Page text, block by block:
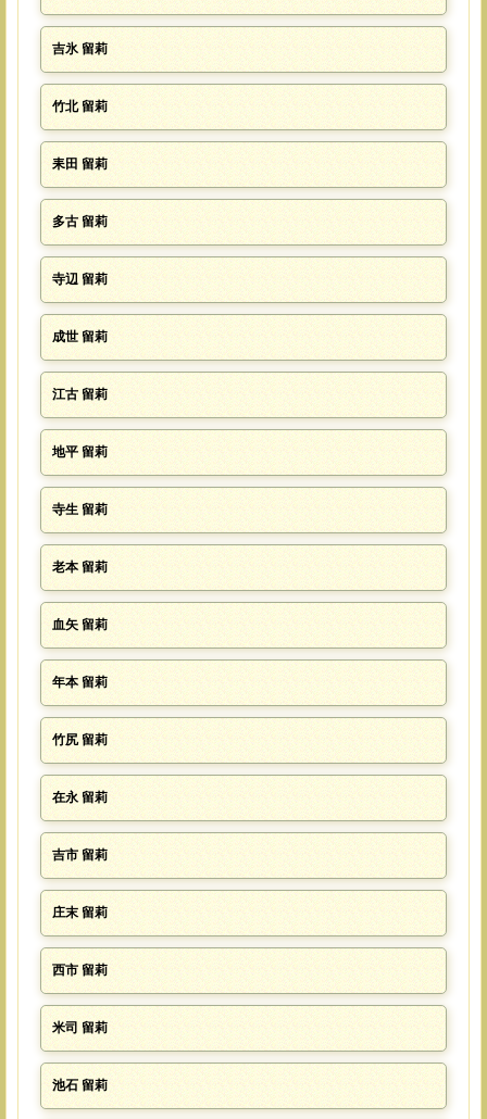
吉氷 留莉
竹北 留莉
耒田 留莉
多古 留莉
寺辺 留莉
成世 留莉
江古 留莉
地平 留莉
寺生 留莉
老本 留莉
血矢 留莉
年本 留莉
竹尻 留莉
在永 留莉
吉市 留莉
庄末 留莉
西市 留莉
米司 留莉
池石 留莉